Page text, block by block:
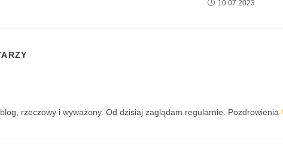
10.07.2023
rzeczowy i wyważony. Od dzisiaj zaglądam regularnie. Pozdrowienia